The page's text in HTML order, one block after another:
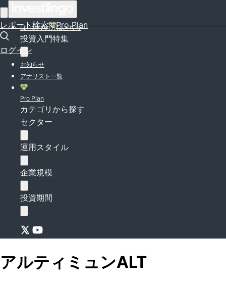
レポート検索 Pro Plan
ログイン
はじめての方はこちら
投資入門特集
お知らせ
アナリスト一覧
Pro Plan
カテゴリから探す
セクター
運用スタイル
企業規模
投資期間
アルティミュンALT